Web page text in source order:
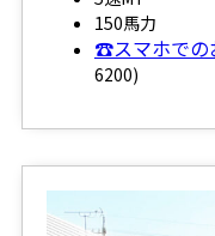
150馬力
☎スマホでの
6200)